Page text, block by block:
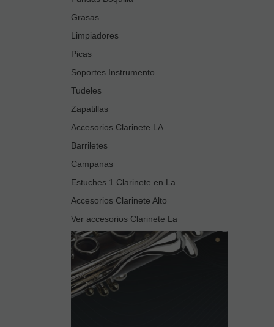
Grasas
Limpiadores
Picas
Soportes Instrumento
Tudeles
Zapatillas
Accesorios Clarinete LA
Barriletes
Campanas
Estuches 1 Clarinete en La
Accesorios Clarinete Alto
Ver accesorios Clarinete La